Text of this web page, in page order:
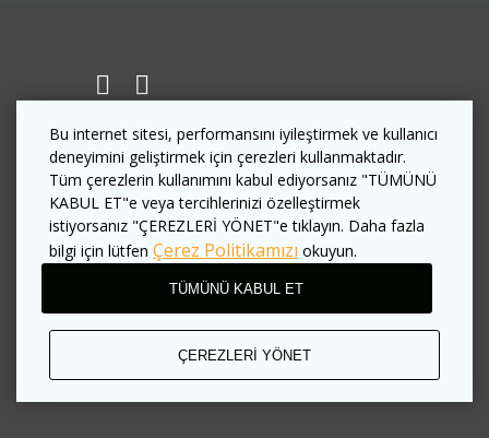
Bu internet sitesi, performansını iyileştirmek ve kullanıcı
deneyimini geliştirmek için çerezleri kullanmaktadır.
Tüm çerezlerin kullanımını kabul ediyorsanız "TÜMÜNÜ
KABUL ET"e veya tercihlerinizi özelleştirmek
istiyorsanız "ÇEREZLERİ YÖNET"e tıklayın. Daha fazla
bilgi için lütfen Çerez Politikamızı okuyun.
TÜMÜNÜ KABUL ET
ÇEREZLERİ YÖNET
© Baahu Villa 2026
Kullanım şartları